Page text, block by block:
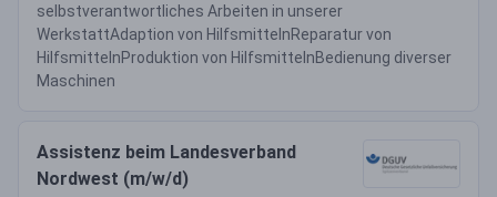
selbstverantwortliches Arbeiten in unserer
WerkstattAdaption von HilfsmittelnReparatur von
HilfsmittelnProduktion von HilfsmittelnBedienung diverser
Maschinen
Assistenz beim Landesverband
Nordwest (m/w/d)